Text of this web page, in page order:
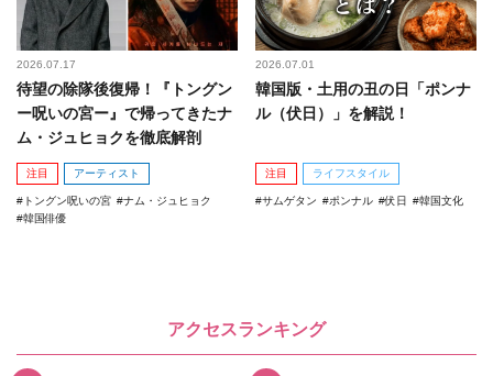
2026.07.17
待望の除隊後復帰！『トングン
ー呪いの宮ー』で帰ってきたナ
ム・ジュヒョクを徹底解剖
注目 アーティスト
トングン呪いの宮
ナム・ジュヒョク
韓国俳優
2026.07.01
韓国版・土用の丑の日「ポンナ
ル（伏日）」を解説！
注目 ライフスタイル
サムゲタン ポンナル 伏日 韓国文化
アクセスランキング